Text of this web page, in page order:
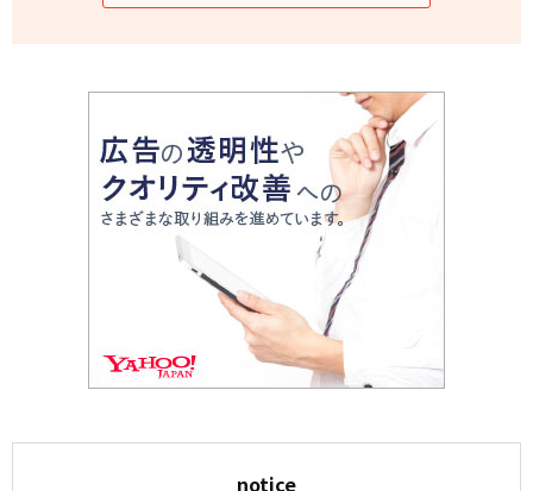
notice